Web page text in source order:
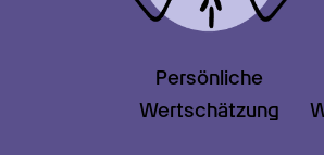
Persönliche
Wertschätzung